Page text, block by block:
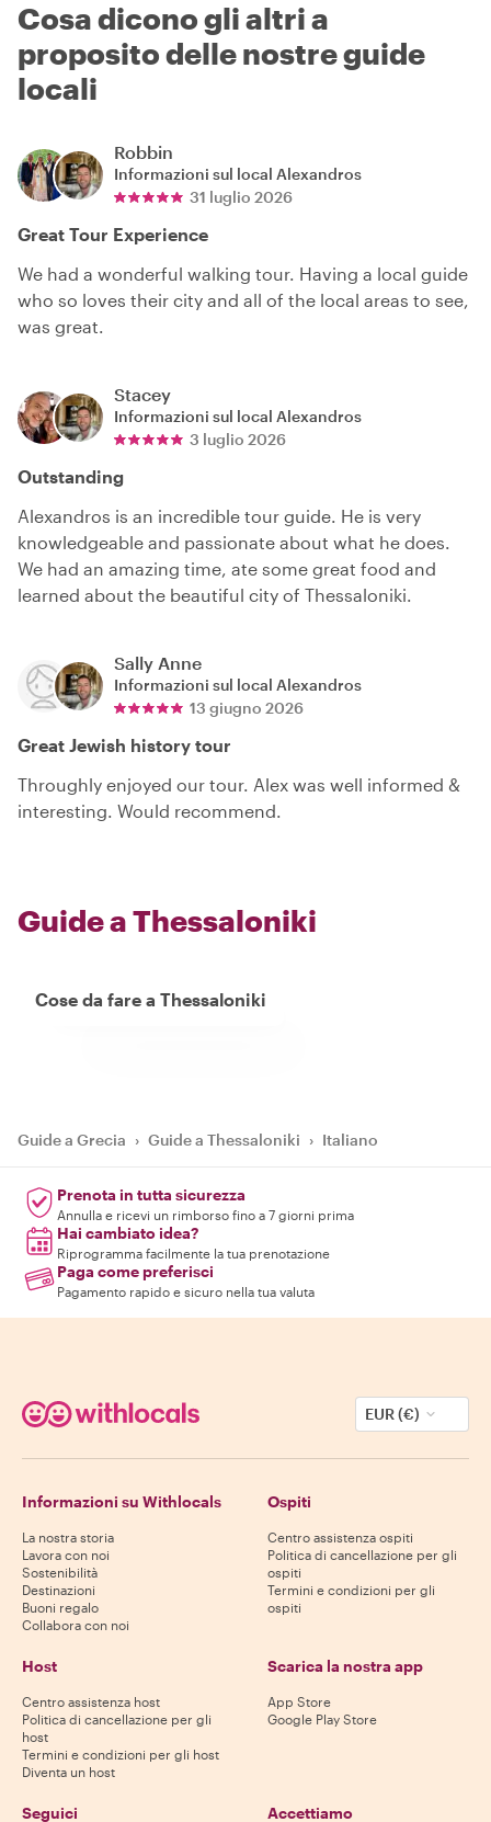
Cosa dicono gli altri a
proposito delle nostre guide
locali
Robbin
Informazioni sul local Alexandros
31 luglio 2026
Great Tour Experience
We had a wonderful walking tour. Having a local guide
who so loves their city and all of the local areas to see,
was great.
Stacey
Informazioni sul local Alexandros
3 luglio 2026
Outstanding
Alexandros is an incredible tour guide. He is very
knowledgeable and passionate about what he does.
We had an amazing time, ate some great food and
learned about the beautiful city of Thessaloniki.
Sally Anne
Informazioni sul local Alexandros
13 giugno 2026
Great Jewish history tour
Throughly enjoyed our tour. Alex was well informed &
interesting. Would recommend.
Guide a Thessaloniki
Cose da fare a Thessaloniki
Guide a Grecia › Guide a Thessaloniki › Italiano
Prenota in tutta sicurezza
Annulla e ricevi un rimborso fino a 7 giorni prima
Hai cambiato idea?
Riprogramma facilmente la tua prenotazione
Paga come preferisci
Pagamento rapido e sicuro nella tua valuta
EUR (€)
Informazioni su Withlocals
La nostra storia
Lavora con noi
Sostenibilità
Destinazioni
Buoni regalo
Collabora con noi
Ospiti
Centro assistenza ospiti
Politica di cancellazione per gli
ospiti
Termini e condizioni per gli
ospiti
Host
Centro assistenza host
Politica di cancellazione per gli
host
Termini e condizioni per gli host
Diventa un host
Scarica la nostra app
App Store
Google Play Store
Seguici Accettiamo